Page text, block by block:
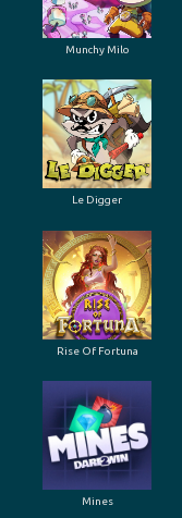
Munchy Milo
Le Digger
Rise Of Fortuna
Mines